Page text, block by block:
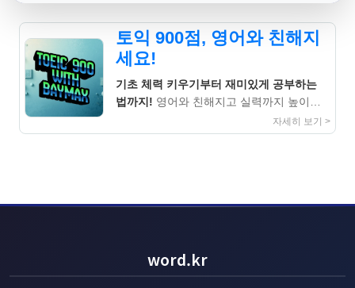
토익 900점, 영어와 친해지
세요!
기초 체력 키우기부터 재미있게 공부하는
법까지! 영어와 친해지고 실력까지 높이는
자세히 보기 >
word.kr